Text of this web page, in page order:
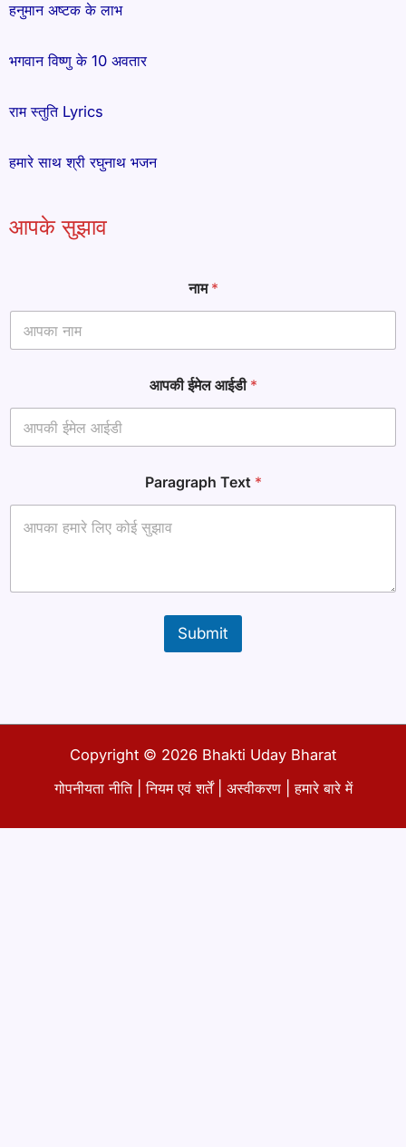
हनुमान अष्टक के लाभ
भगवान विष्णु के 10 अवतार
राम स्तुति Lyrics
हमारे साथ श्री रघुनाथ भजन
आपके सुझाव
e
x
e
x
t
नाम*
आपकी ईमेल आईडी *
Paragraph Text *
Submit
Copyright © 2026 Bhakti Uday Bharat
गोपनीयता नीति|नियम एवं शर्तें| अस्वीकरण |हमारे बारे में